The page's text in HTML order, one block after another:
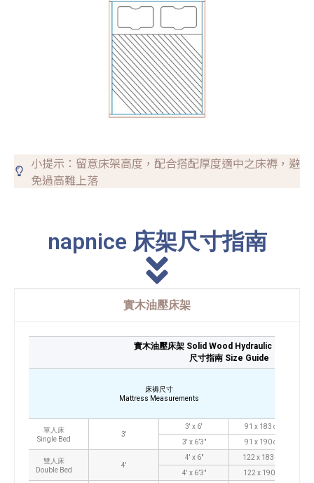
小提示：留意床架高度，配合搭配厚度適中之床褥，避
免過高難上落
napnice 床架尺寸指南
實木油壓床架
實木油壓床架 Solid Wood Hydraulic Storage
尺寸指南 Size Guide
床褥尺寸
Mattress Measurements
單人床
Single Bed
3′
3′ x 6′
91 x 183 cm
3′ x 6’3″
91 x 190 cm
雙人床
Double Bed
4′
4′ x 6″
122 x 183 cm
4′ x 6’3″
122 x 190cm